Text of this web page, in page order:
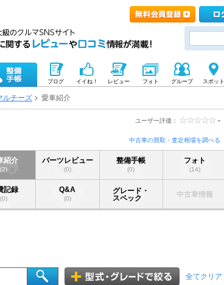
ブログ イイね！ レビュー フォト グループ スポット
ルチーズ 愛車紹介
ユーザー評価： -
中古車の買取・査定相場を調べる
紹介
(2)
パーツレビュー
(0)
整備手帳
(0)
フォト
(14)
記録
(0)
Q&A
(0)
グレード・
スペック
中古車情報
全てクリア